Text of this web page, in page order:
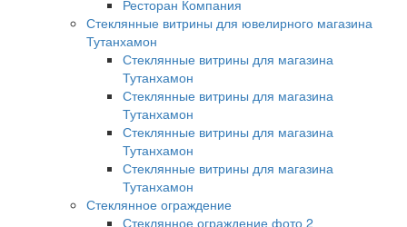
Ресторан Компания
Стеклянные витрины для ювелирного магазина
Тутанхамон
Стеклянные витрины для магазина
Тутанхамон
Стеклянные витрины для магазина
Тутанхамон
Стеклянные витрины для магазина
Тутанхамон
Стеклянные витрины для магазина
Тутанхамон
Стеклянное ограждение
Стеклянное ограждение фото 2